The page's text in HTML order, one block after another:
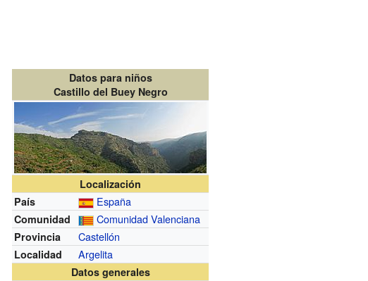
Datos para niños
Castillo del Buey Negro
Localización
País
España
Comunidad Comunidad Valenciana
Provincia Castellón
Localidad Argelita
Datos generales